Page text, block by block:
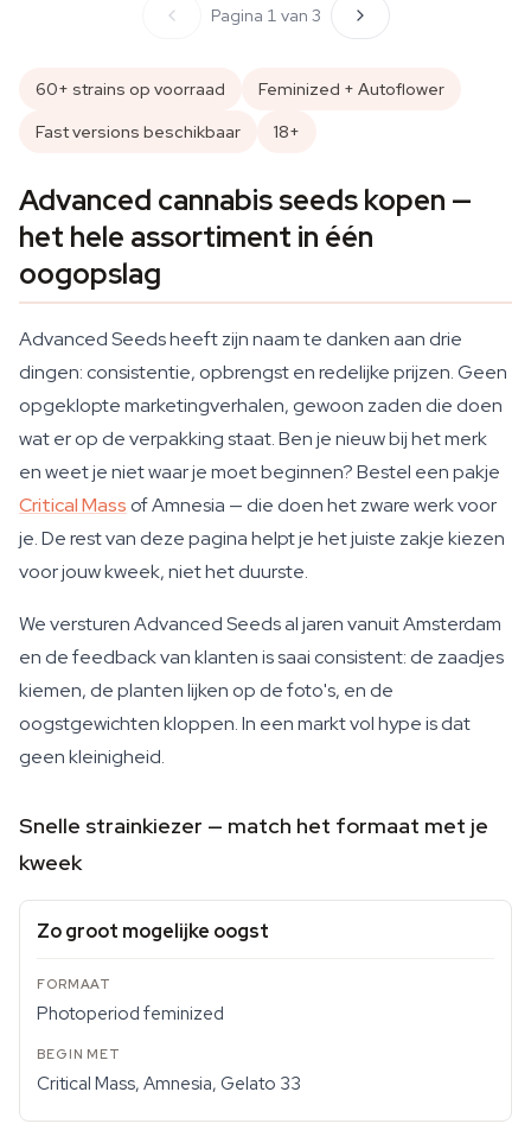
Pagina 1 van 3
60+ strains op voorraad
Feminized + Autoflower
Fast versions beschikbaar
18+
Advanced cannabis seeds kopen —
het hele assortiment in één
oogopslag
Advanced Seeds heeft zijn naam te danken aan drie
dingen: consistentie, opbrengst en redelijke prijzen. Geen
opgeklopte marketingverhalen, gewoon zaden die doen
wat er op de verpakking staat. Ben je nieuw bij het merk
en weet je niet waar je moet beginnen? Bestel een pakje
Critical Mass of Amnesia — die doen het zware werk voor
je. De rest van deze pagina helpt je het juiste zakje kiezen
voor jouw kweek, niet het duurste.
We versturen Advanced Seeds al jaren vanuit Amsterdam
en de feedback van klanten is saai consistent: de zaadjes
kiemen, de planten lijken op de foto's, en de
oogstgewichten kloppen. In een markt vol hype is dat
geen kleinigheid.
Snelle strainkiezer — match het formaat met je
kweek
Zo groot mogelijke oogst
Photoperiod feminized
Critical Mass, Amnesia, Gelato 33